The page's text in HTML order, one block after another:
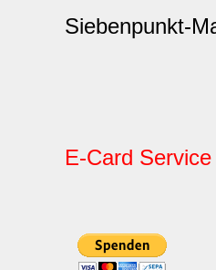
Siebenpunkt-
E-Card Service